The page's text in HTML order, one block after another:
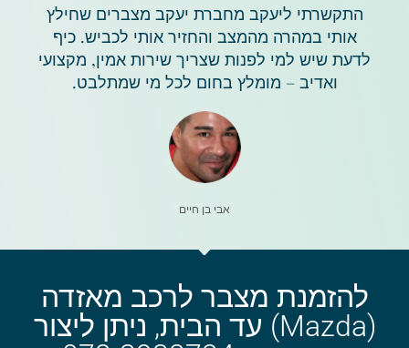
התקשרתי ליעקב מחברת יעקב מצברים שחילץ
אותי במהרה מהמצב והחזיר אותי לכביש. כיף
לדעת שיש למי לפנות שצריך שירות אמין, מקצועי
ואדיב – מומלץ בחום לכל מי שמתלבט.
אבי בן חיים
להזמנת מצבר לרכב מאזדה
(Mazda) עד הבית, ניתן ליצור